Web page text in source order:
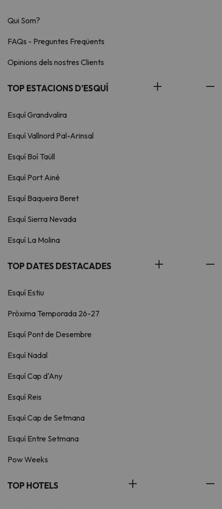
Qui Som?
FAQs - Preguntes Freqüents
Opinions dels nostres Clients
TOP ESTACIONS D'ESQUÍ
Esquí Grandvalira
Esquí Vallnord Pal-Arinsal
Esquí Boí Taüll
Esquí Port Ainé
Esquí Baqueira Beret
Esquí Sierra Nevada
Esquí La Molina
TOP DATES DESTACADES
Esquí Estiu
Pròxima Temporada 26-27
Esquí Pont de Desembre
Esquí Nadal
Esquí Cap d'Any
Esquí Reis
Esquí Cap de Setmana
Esquí Entre Setmana
Pow Weeks
TOP HOTELS